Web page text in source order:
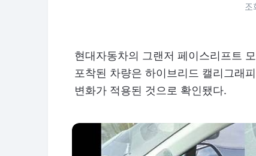
조
현대자동차의 그랜저 페이스리프트
포착된 차량은 하이브리드 캘리그래
변화가 적용된 것으로 확인됐다.